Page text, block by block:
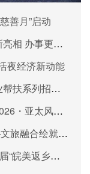
善月”启动
兰州新区政务大厅10月12日全新亮相 办事更便捷
夜经济新动能
成都高新区2025年重点群体就业帮扶系列招聘会成功启动
亚太风情汇湾区！深圳西引力 2026・亚太风情嘉年华圆满落幕
建昌古城双节活动圆满落幕——文旅融合绘就双节共庆团圆盛景
第八届“春运邮情 情暖江淮”暨首届“皖美返乡邮惠季”在安徽合